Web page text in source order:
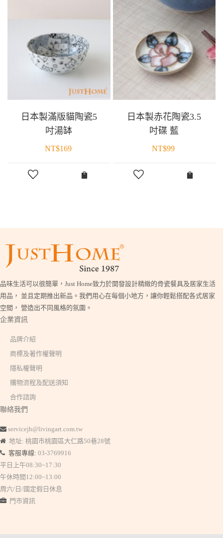
日本製滿版貓陶瓷5
吋湯缽
NT$169
日本製赤花陶瓷3.5
吋碟 藍
NT$99
品味生活可以很簡單，Just Home致力於開發設計精緻的骨瓷餐具及居家生活
用品， 並且定期推出新品。我們用心在每個小地方，讓你輕鬆搭配各式居家
空間， 營造出不同風格的氛圍。
企業資訊
品牌介紹
商標及著作權聲明
隱私權聲明
購物流程及配送須知
合作諮詢
聯絡我們
servicejh@livingart.com.tw
地址: 桃園市桃園區大仁路50巷28號
客服專線: 03-3769916
平日上午08:30~17:30
午休時間12:00~13:00
周六/日/國定假日休息
門市資訊